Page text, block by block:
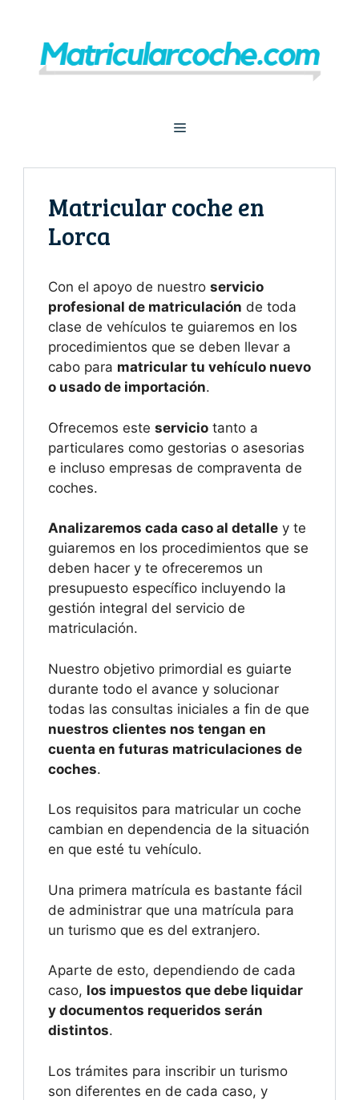
contenido
Menú
Matricular coche en
Lorca
Con el apoyo de nuestro servicio
profesional de matriculación de toda
clase de vehículos te guiaremos en los
procedimientos que se deben llevar a
cabo para matricular tu vehículo nuevo
o usado de importación.
Ofrecemos este servicio tanto a
particulares como gestorias o asesorias
e incluso empresas de compraventa de
coches.
Analizaremos cada caso al detalle y te
guiaremos en los procedimientos que se
deben hacer y te ofreceremos un
presupuesto específico incluyendo la
gestión integral del servicio de
matriculación.
Nuestro objetivo primordial es guiarte
durante todo el avance y solucionar
todas las consultas iniciales a fin de que
nuestros clientes nos tengan en
cuenta en futuras matriculaciones de
coches.
Los requisitos para matricular un coche
cambian en dependencia de la situación
en que esté tu vehículo.
Una primera matrícula es bastante fácil
de administrar que una matrícula para
un turismo que es del extranjero.
Aparte de esto, dependiendo de cada
caso, los impuestos que debe liquidar
y documentos requeridos serán
distintos.
Los trámites para inscribir un turismo
son diferentes en de cada caso, y